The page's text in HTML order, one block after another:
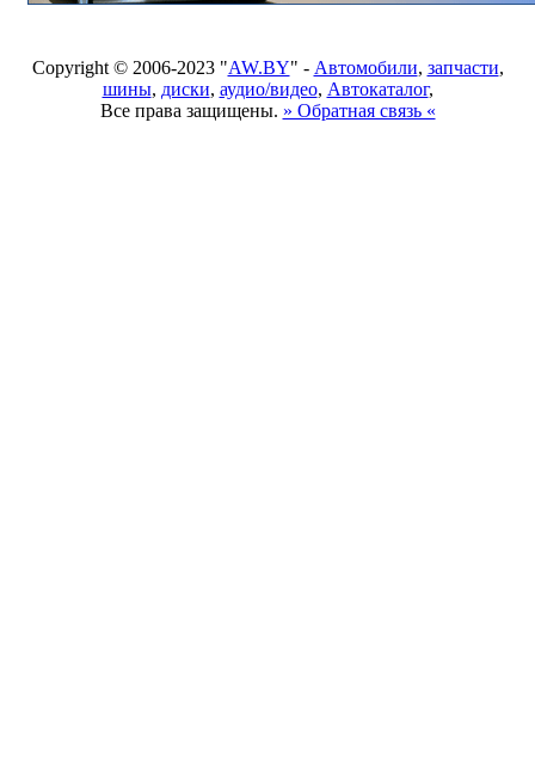
Copyright © 2006-2023 "AW.BY" - Автомобили, запчасти,
шины, диски, аудио/видео, Автокаталог,
Все права защищены. » Обратная связь «